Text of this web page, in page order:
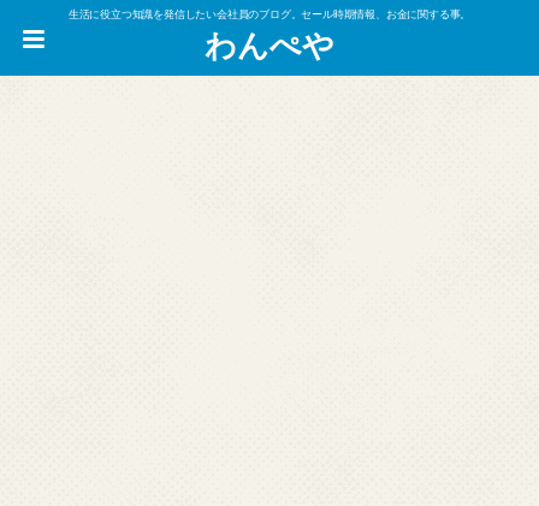
生活に役立つ知識を発信したい会社員のブログ。セール時期情報、お金に関する事。
わんぺや